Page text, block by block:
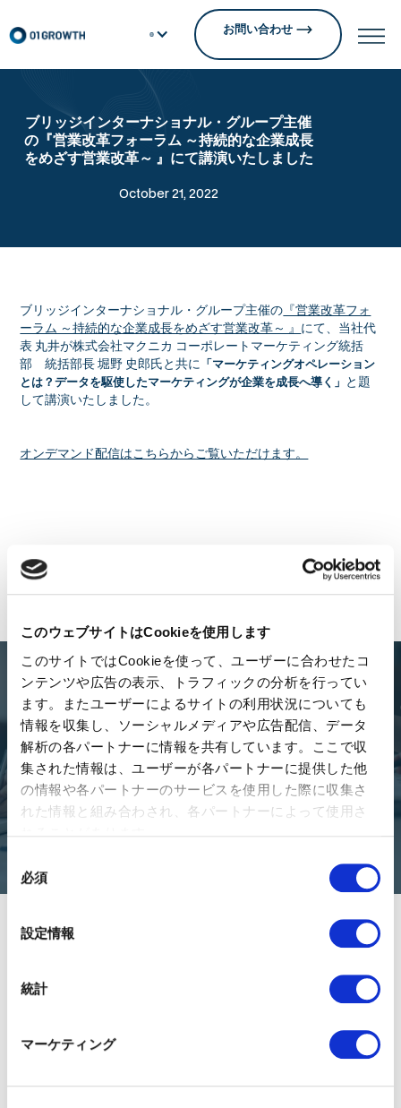
このウェブサイトはCookieを使用します
このサイトではCookieを使って、ユーザーに合わせたコ
ンテンツや広告の表示、トラフィックの分析を行ってい
ます。またユーザーによるサイトの利用状況についても
情報を収集し、ソーシャルメディアや広告配信、データ
解析の各パートナーに情報を共有しています。ここで収
集された情報は、ユーザーが各パートナーに提供した他
の情報や各パートナーのサービスを使用した際に収集さ
れた情報と組み合わされ、各パートナーによって使用さ
必須
設定情報
統計
マーケティング
お問い合わせ
ブリッジインターナショナル・グループ主催
の『営業改革フォーラム ～持続的な企業成長
をめざす営業改革～ 』にて講演いたしました
October 21, 2022
ブリッジインターナショナル・グループ主催の 『営業改革フォ
ーラム ～持続的な企業成長をめざす営業改革～ 』 にて、当社代
表 丸井が株式会社マクニカ コーポレートマーケティング統括
部 統括部長 堀野 史郎氏と共に 「マーケティングオペレーション
とは？データを駆使したマーケティングが企業を成長へ導く」 と題
して講演いたしました。
オンデマンド配信はこちらからご覧いただけます。
Let'sTalk!
レベニュー組織に関する課題やお悩みについて、ぜひお気軽にご
相談ください。
お問い合わせ
01GROWTHについて
ニュースリリース